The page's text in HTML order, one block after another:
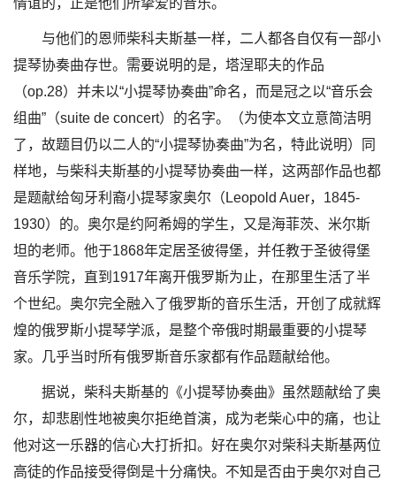
情谊的，正是他们所挚爱的音乐。
与他们的恩师柴科夫斯基一样，二人都各自仅有一部小
提琴协奏曲存世。需要说明的是，塔涅耶夫的作品
（op.28）并未以“小提琴协奏曲”命名，而是冠之以“音乐会
组曲”（suite de concert）的名字。（为使本文立意简洁明
了，故题目仍以二人的“小提琴协奏曲”为名，特此说明）同
样地，与柴科夫斯基的小提琴协奏曲一样，这两部作品也都
是题献给匈牙利裔小提琴家奥尔（Leopold Auer，1845-
1930）的。奥尔是约阿希姆的学生，又是海菲茨、米尔斯
坦的老师。他于1868年定居圣彼得堡，并任教于圣彼得堡
音乐学院，直到1917年离开俄罗斯为止，在那里生活了半
个世纪。奥尔完全融入了俄罗斯的音乐生活，开创了成就辉
煌的俄罗斯小提琴学派，是整个帝俄时期最重要的小提琴
家。几乎当时所有俄罗斯音乐家都有作品题献给他。
据说，柴科夫斯基的《小提琴协奏曲》虽然题献给了奥
尔，却悲剧性地被奥尔拒绝首演，成为老柴心中的痛，也让
他对这一乐器的信心大打折扣。好在奥尔对柴科夫斯基两位
高徒的作品接受得倒是十分痛快。不知是否由于奥尔对自己